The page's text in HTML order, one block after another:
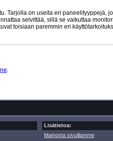
Tarjolla on useita eri paneelityyppejä,
selvittää, sillä se vaikuttaa
toisiaan paremmin eri
.
Lisätietoa:
Mainosta sivuillamme